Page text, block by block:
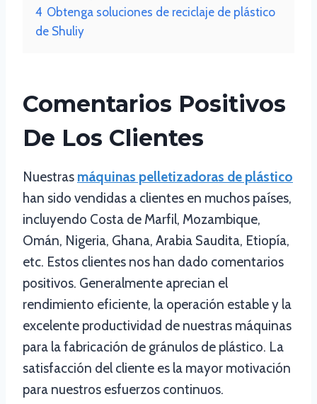
4 Obtenga soluciones de reciclaje de plástico
de Shuliy
Comentarios Positivos
De Los Clientes
Nuestras máquinas pelletizadoras de plástico
han sido vendidas a clientes en muchos países,
incluyendo Costa de Marfil, Mozambique,
Omán, Nigeria, Ghana, Arabia Saudita, Etiopía,
etc. Estos clientes nos han dado comentarios
positivos. Generalmente aprecian el
rendimiento eficiente, la operación estable y la
excelente productividad de nuestras máquinas
para la fabricación de gránulos de plástico. La
satisfacción del cliente es la mayor motivación
para nuestros esfuerzos continuos.